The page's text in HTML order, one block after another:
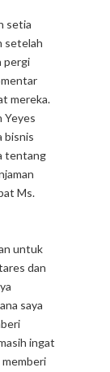
setia
setelah
pergi
mereka.
Yeyes
bisnis
tentang
Ms.
untuk
dan
saya
ingat
memberi